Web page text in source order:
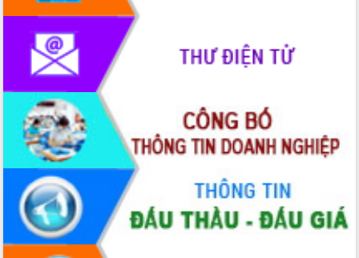
HĐND tỉnh thông qua điều chỉnh Quy
hoạch tỉnh thời kỳ 2021-2030
Hội thảo góp ý hồ sơ điều chỉnh quy
hoạch tỉnh Đắk Lắk thời kỳ 2021-2030,
tầm nhìn đến năm 2050
Nâng cao hiệu quả hoạt động của các
doanh nghiệp nhà nước
Hội nghị triển khai kết nối mạng
truyền số liệu chuyên dùng phục vụ cơ
quan Đảng, Nhà nước
Lễ phát động chuỗi hoạt động chung
tay làm sạch môi trường
Xã Ea Kar bước chuyển mình trong
công tác cải cách hành chính mô hình